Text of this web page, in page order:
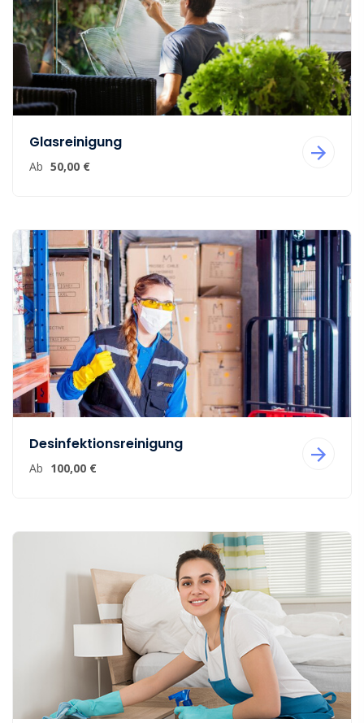
Glasreinigung
Ab 50,00 €
Desinfektionsreinigung
Ab 100,00 €